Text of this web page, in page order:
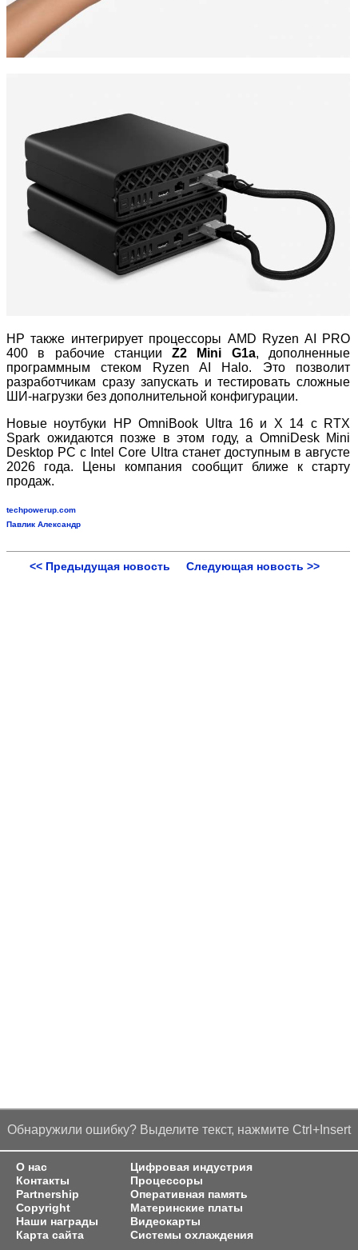
HP также интегрирует процессоры AMD Ryzen AI PRO
400 в рабочие станцииZ2 Mini G1a, дополненные
программным стеком Ryzen AI Halo. Это позволит
разработчикам сразу запускать и тестировать сложные
ШИ‑нагрузки без дополнительной конфигурации.
Новые ноутбуки HP OmniBook Ultra 16 и X 14 с RTX
Spark ожидаются позже в этом году, а OmniDesk Mini
Desktop PC с Intel Core Ultra станет доступным в августе
2026 года. Цены компания сообщит ближе к старту
продаж.
techpowerup.com
Павлик Александр
<< Предыдущая новость Следующая новость >>
Обнаружили ошибку? Выделите текст, нажмите Ctrl+Insert
О нас
Контакты
Partnership
Copyright
Наши награды
Карта сайта
Цифровая индустрия
Процессоры
Оперативная память
Материнские платы
Видеокарты
Системы охлаждения